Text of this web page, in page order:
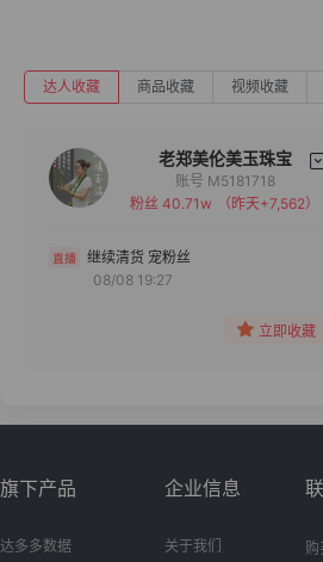
达人收藏 商品收藏 视频收藏
老郑美伦美玉珠宝
备注
账号 M5181718
粉丝 40.71w
（昨天+7,562）
继续清货 宠粉丝
08/08 19:27
立即收藏
旗下产品
达多多数据
企业信息
关于我们 购